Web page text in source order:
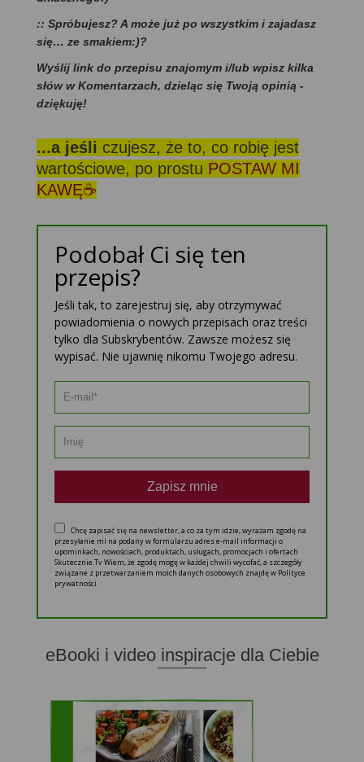
:: Spróbujesz? A może już po wszystkim i zajadasz
się… ze smakiem:)?
Wyślij link do przepisu znajomym i/lub wpisz kilka
słów w Komentarzach, dzieląc się Twoją opinią -
dziękuję!
...a jeśli czujesz, że to, co robię jest
wartościowe, po prostu POSTAW MI
KAWĘ☕
Podobał Ci się ten
przepis?
Jeśli tak, to zarejestruj się, aby otrzymywać
powiadomienia o nowych przepisach oraz treści
tylko dla Subskrybentów. Zawsze możesz się
wypisać. Nie ujawnię nikomu Twojego adresu.
Zapisz mnie
Chcę zapisać się na newsletter, a co za tym idzie, wyrażam zgodę na
przesyłanie mi na podany w formularzu adres e-mail informacji o
upominkach, nowościach, produktach, usługach, promocjach i ofertach
Skutecznie.Tv Wiem, że zgodę mogę w każdej chwili wycofać, a szczegóły
związane z przetwarzaniem moich danych osobowych znajdę w Polityce
prywatności.
eBooki i video inspiracje dla Ciebie